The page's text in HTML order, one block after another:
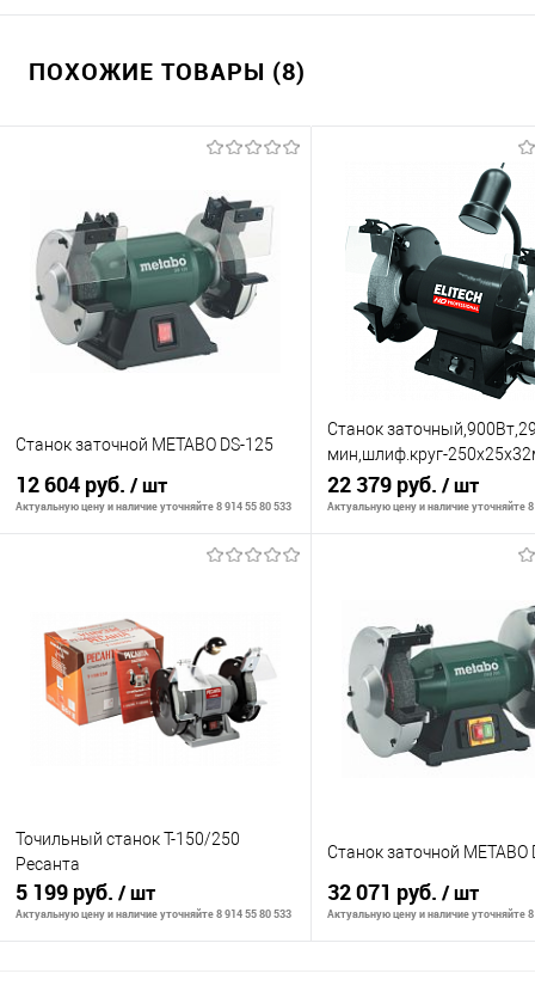
ПОХОЖИЕ ТОВАРЫ (8)
Станок заточной METABO DS-125
12 604 руб. / шт
Актуальную цену и наличие уточняйте 8 914 55 80 533
К сравнению
В избранное
В наличии
Станок
мин,шлиф.круг-
с,32.5кг,лампа
22 379 руб. / шт
Актуальную цену и наличие уточняйте
К сравнению
В избранное
В
Точильный станок Т-150/250
Ресанта
5 199 руб. / шт
Актуальную цену и наличие уточняйте 8 914 55 80 533
Станок заточной METABO
32 071 руб. / шт
Актуальную цену и наличие уточняйте